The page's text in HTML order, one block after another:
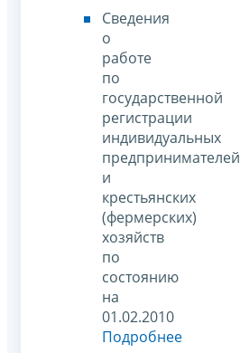
Сведения
о
работе
по
государственной
регистрации
индивидуальных
предпринимателей
и
крестьянских
(фермерских)
хозяйств
по
состоянию
на
01.02.2010
Подробнее